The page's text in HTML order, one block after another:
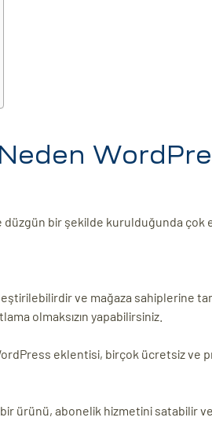
bir şekilde kurulduğunda çok
ve mağaza sahiplerine
olmaksızın yapabilirsiniz.
eklentisi, birçok ücretsiz ve
ürünü, abonelik hizmetini satabilir